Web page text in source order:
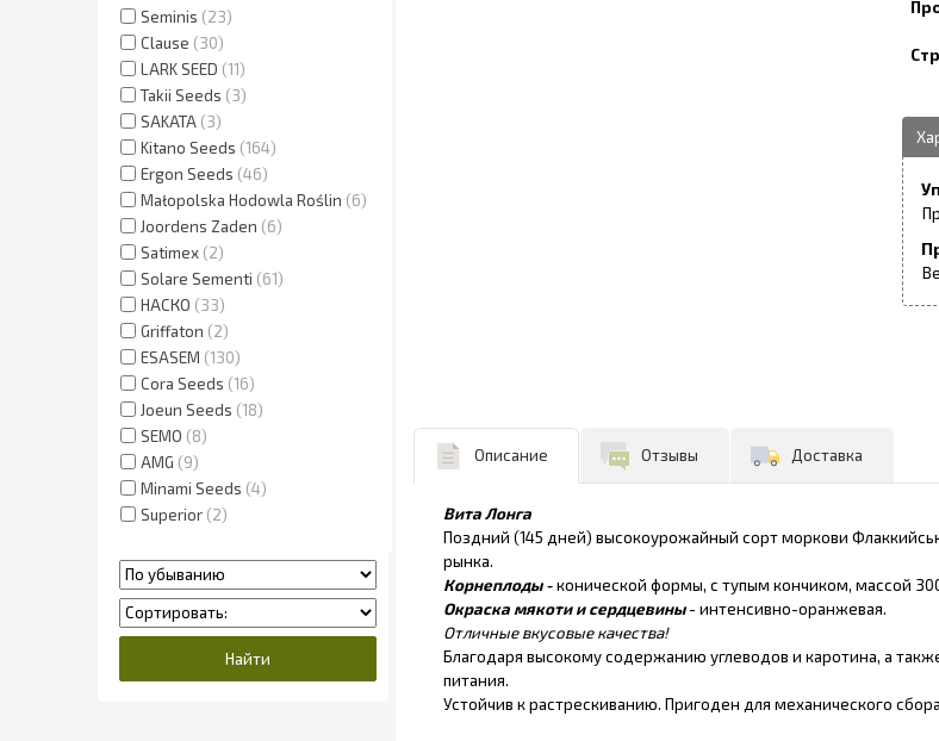
Seminis
23
Clause
30
LARK SEED 11
Takii Seeds
3
SAKATA 3
Kitano Seeds 164
Ergon Seeds 46
Małopolska Hodowla Roślin
6
Joordens Zaden
6
Satimex 2
Solare Sementi
61
НАСКО
33
Griffaton
2
ESASEM 130
Cora Seeds 16
Joeun Seeds 18
SEMO
8
AMG
9
Minami Seeds 4
Superior 2
Описание Отзывы Доставка
Вита Лонга
Поздний (145 дней) высокоурожайный сорт моркови
рынка.
Корнеплоды -конической формы, с тупым кончиком, массой
Окраска мякоти и сердцевины- интенсивно-оранжевая.
Отличные вкусовые качества!
Благодаря высокому содержанию углеводов и каротина, а
питания.
Устойчив к растрескиванию. Пригоден для механического